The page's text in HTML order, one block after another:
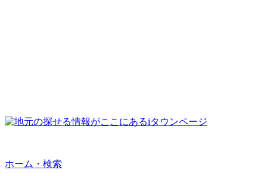
ホーム・検索